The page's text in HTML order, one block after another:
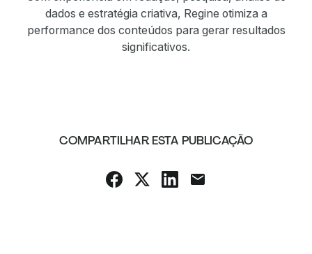
dados e estratégia criativa, Regine otimiza a
performance dos conteúdos para gerar resultados
significativos.
COMPARTILHAR ESTA PUBLICAÇÃO